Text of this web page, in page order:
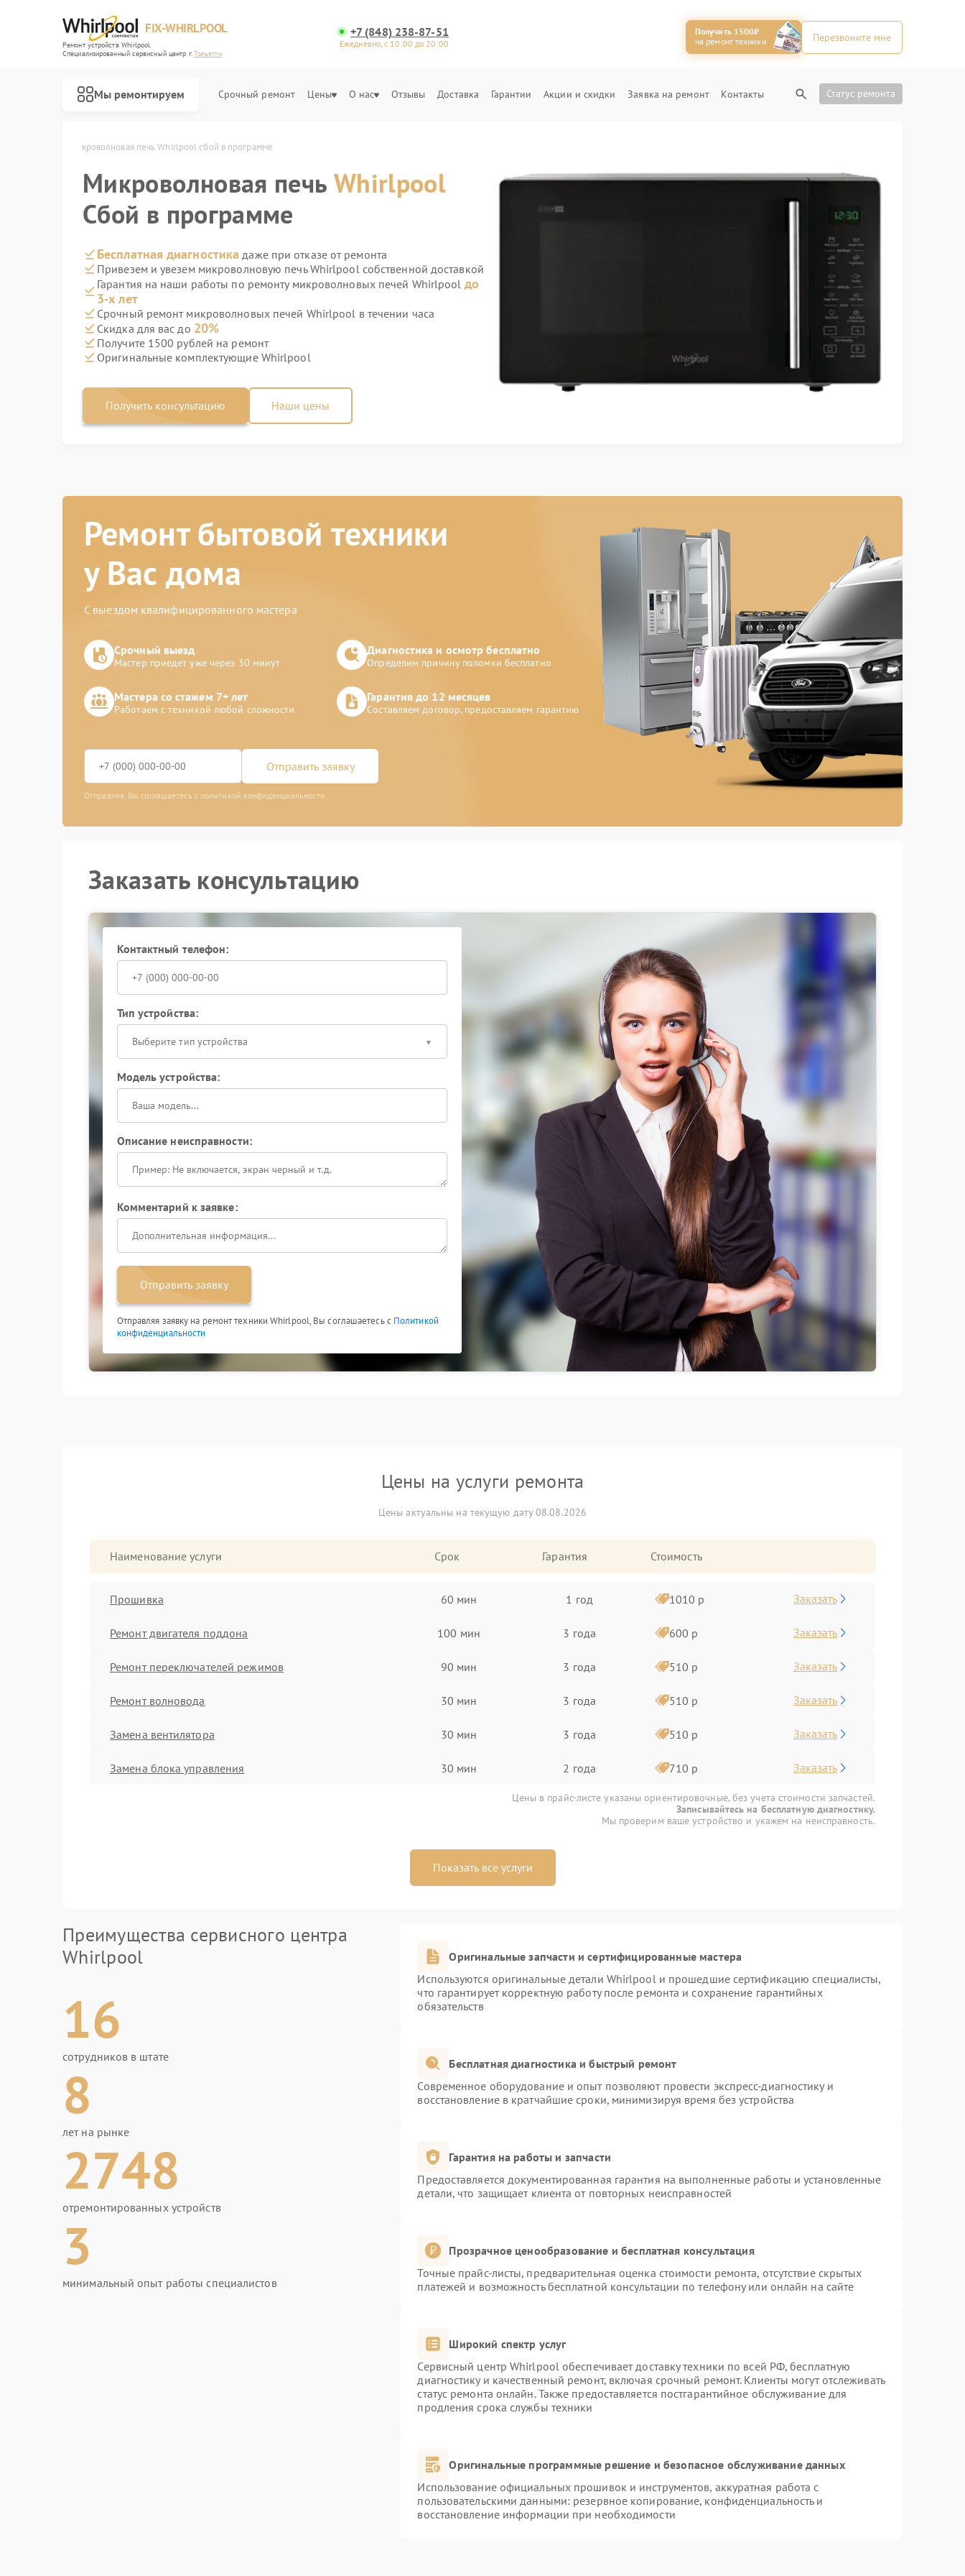
FIX-WHIRLPOOL
Ремонт устройств Whirlpool
Специализированный cервисный центр г.Тольятти
+7 (848) 238-87-51
Ежедневно, с 10:00 до 20:00
Получить 1500₽
на ремонт техники
Перезвоните мне
Мы ремонтируем Срочный ремонт Цены О нас Отзывы Доставка Гарантии Акции и скидки Заявка на ремонт Контакты Статус ремонта
Микроволновая печь Whirlpool сбой в программе
Микроволновая печь Whirlpool
Сбой в программе
Бесплатная диагностика даже при отказе от ремонта
Привезем и увезем микроволновую печь Whirlpool собственной доставкой
Гарантия на наши работы по ремонту микроволновых печей Whirlpool до
3-х лет
Срочный ремонт микроволновых печей Whirlpool в течении часа
Скидка для вас до 20%
Получите 1500 рублей на ремонт
Оригинальные комплектующие Whirlpool
Получить консультацию Наши цены
Ремонт бытовой техники
у Вас дома
С выездом квалифицированного мастера
Срочный выезд
Мастер приедет уже через 30 минут
Диагностика и осмотр бесплатно
Определим причину поломки бесплатно
Мастера со стажем 7+ лет
Работаем с техникой любой сложности
Гарантия до 12 месяцев
Составляем договор, предоставляем гарантию
Отправить заявку
Отправляя, Вы соглашаетесь с политикой конфиденциальности
Заказать консультацию
Контактный телефон:
Тип устройства:
Выберите тип устройства
Модель устройства:
Описание неисправности:
Комментарий к заявке:
Отправить заявку
Отправляя заявку на ремонт техники Whirlpool, Вы соглашаетесь с Политикой
конфиденциальности
Цены на услуги ремонта
Цены актуальны на текущую дату 08.08.2026
Наименование услуги Срок Гарантия Стоимость
Прошивка 60 мин 1 год 1010 р Заказать
Ремонт двигателя поддона 100 мин 3 года 600 р Заказать
Ремонт переключателей режимов 90 мин 3 года 510 р Заказать
Ремонт волновода 30 мин 3 года 510 р Заказать
Замена вентилятора 30 мин 3 года 510 р Заказать
Замена блока управления 30 мин 2 года 710 р Заказать
Цены в прайс-листе указаны ориентировочные, без учета стоимости запчастей.
Записывайтесь на бесплатную диагностику.
Мы проверим ваше устройство и укажем на неисправность.
Показать все услуги
Преимущества сервисного центра
Whirlpool
16
сотрудников в штате
8
лет на рынке
2748
отремонтированных устройств
3
минимальный опыт работы специалистов
Оригинальные запчасти и сертифицированные мастера
Используются оригинальные детали Whirlpool и прошедшие сертификацию специалисты,
что гарантирует корректную работу после ремонта и сохранение гарантийных
обязательств
Бесплатная диагностика и быстрый ремонт
Современное оборудование и опыт позволяют провести экспресс-диагностику и
восстановление в кратчайшие сроки, минимизируя время без устройства
Гарантия на работы и запчасти
Предоставляется документированная гарантия на выполненные работы и установленные
детали, что защищает клиента от повторных неисправностей
Прозрачное ценообразование и бесплатная консультация
Точные прайс-листы, предварительная оценка стоимости ремонта, отсутствие скрытых
платежей и возможность бесплатной консультации по телефону или онлайн на сайте
Широкий спектр услуг
Сервисный центр Whirlpool обеспечивает доставку техники по всей РФ, бесплатную
диагностику и качественный ремонт, включая срочный ремонт. Клиенты могут отслеживать
статус ремонта онлайн. Также предоставляется постгарантийное обслуживание для
продления срока службы техники
Оригинальные программные решение и безопасное обслуживание данных
Использование официальных прошивок и инструментов, аккуратная работа с
пользовательскими данными: резервное копирование, конфиденциальность и
восстановление информации при необходимости